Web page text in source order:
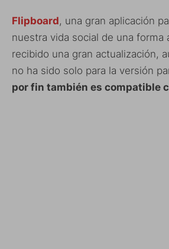
Flipboard, una gran aplicación
nuestra vida social de una forma
recibido una gran actualización,
no ha sido solo para la versión
por fin también es compatible